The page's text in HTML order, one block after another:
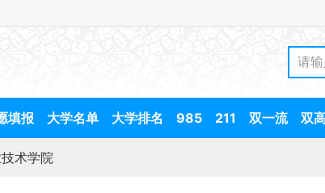
填报 大学名单 大学排名 985 211 双一流 双
术学院